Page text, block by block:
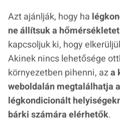
Azt ajánlják, hogy ha
ne állítsuk a
kapcsoljuk ki, hogy
Akinek nincs lehetősége
környezetben pihenni, aza
weboldalán megtalálhatja
légkondicionált
bárki számára elérhetők.